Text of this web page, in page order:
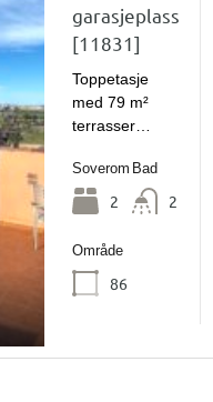
garasjeplass
[11831]
Toppetasje
med 79 m²
terrasser…
Soverom
2
Bad
2
Område
86